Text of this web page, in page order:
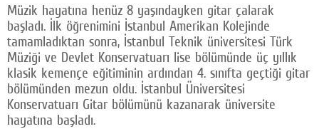
Müzik hayatına henüz 8 yaşındayken gitar çalarak
başladı. İlk öğrenimini İstanbul Amerikan Kolejinde
tamamladıktan sonra, İstanbul Teknik üniversitesi Türk
Müziği ve Devlet Konservatuarı lise bölümünde üç yıllık
klasik kemençe eğitiminin ardından 4. sınıfta geçtiği gitar
bölümünden mezun oldu. İstanbul Üniversitesi
Konservatuarı Gitar bölümünü kazanarak üniversite
hayatına başladı.